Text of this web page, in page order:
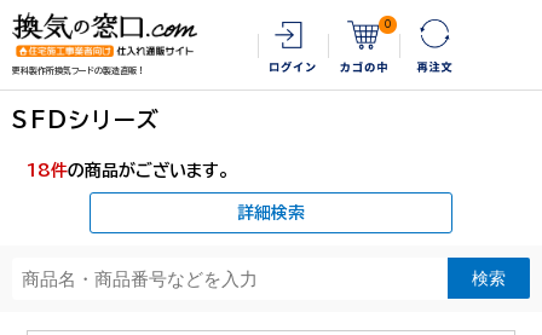
更科製作所換気フードの製造直販！
0
SFDシリーズ
詳細検索
18件の商品がございます。